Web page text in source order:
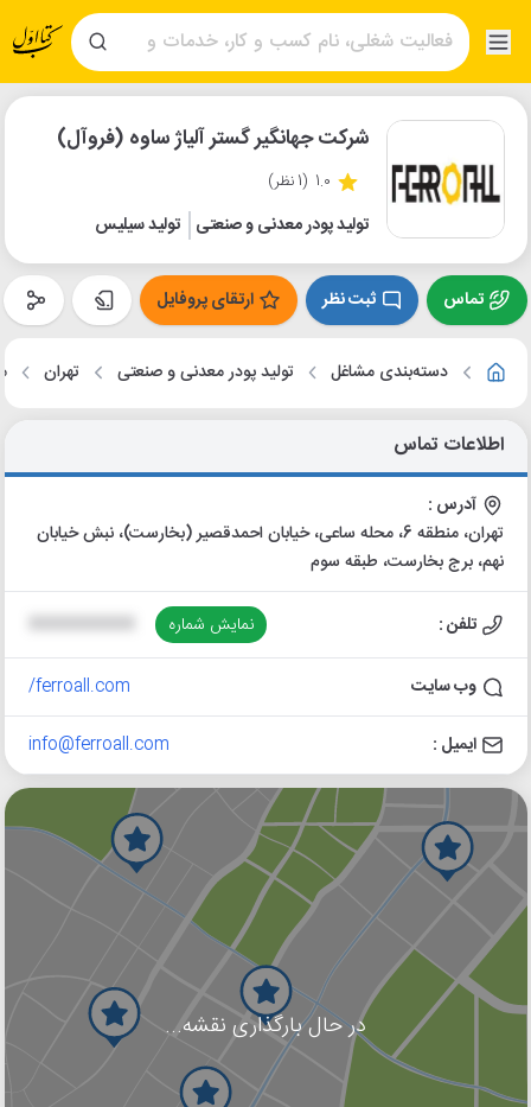
شرکت جهانگیر گستر آلیاژ ساوه (فروآل)
1.0 (1 نظر)
تولید پودر معدنی و صنعتی تولید سیلیس
تماس ثبت نظر ارتقای پروفایل
دسته‌بندی مشاغل تولید پودر معدنی و صنعتی تهران
اطلاعات تماس
آدرس :
تهران، منطقه 6، محله ساعی، خیابان احمدقصیر (بخارست)، نبش خیابان
نهم، برج بخارست، طبقه سوم
تلفن : نمایش شماره
وب سایت ferroall.com/
ایمیل : info@ferroall.com
در حال بارگذاری نقشه...